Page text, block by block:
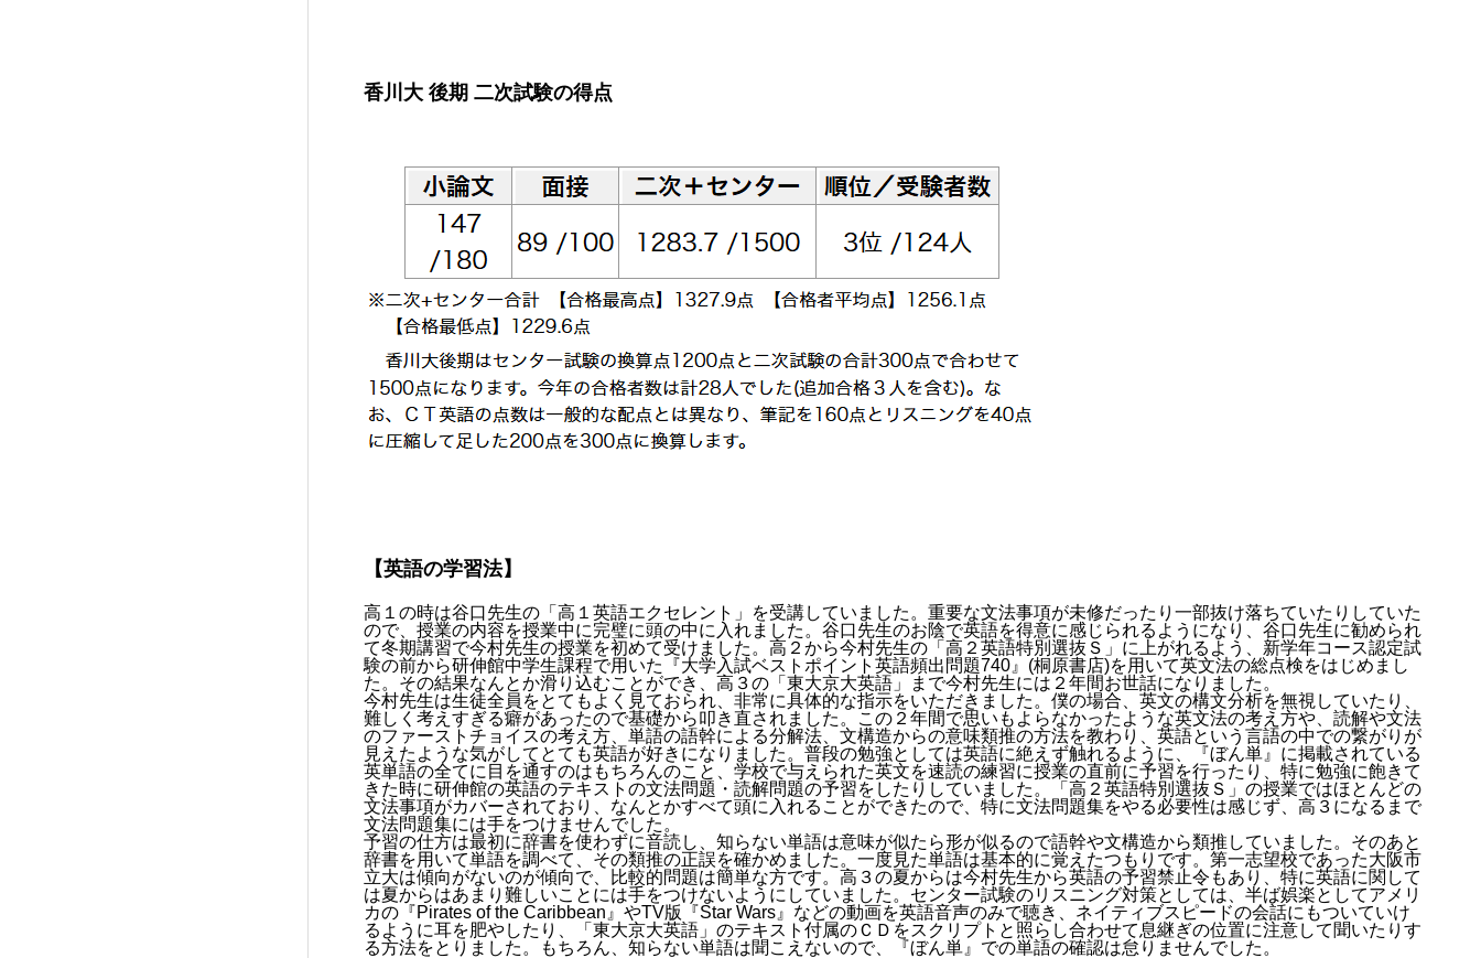
香川大 後期 二次試験の得点
【英語の学習法】
高１の時は谷口先生の「高１英語エクセレント」を受講していました。重要な文法事項が未修だったり一部抜け落ちていたりしていた
ので、授業の内容を授業中に完璧に頭の中に入れました。谷口先生のお陰で英語を得意に感じられるようになり、谷口先生に勧められ
て冬期講習で今村先生の授業を初めて受けました。高２から今村先生の「高２英語特別選抜Ｓ」に上がれるよう、新学年コース認定試
験の前から研伸館中学生課程で用いた『大学入試ベストポイント英語頻出問題740』(桐原書店)を用いて英文法の総点検をはじめまし
た。その結果なんとか滑り込むことができ、高３の「東大京大英語」まで今村先生には２年間お世話になりました。
今村先生は生徒全員をとてもよく見ておられ、非常に具体的な指示をいただきました。僕の場合、英文の構文分析を無視していたり、
難しく考えすぎる癖があったので基礎から叩き直されました。この２年間で思いもよらなかったような英文法の考え方や、読解や文法
のファーストチョイスの考え方、単語の語幹による分解法、文構造からの意味類推の方法を教わり、英語という言語の中での繋がりが
見えたような気がしてとても英語が好きになりました。普段の勉強としては英語に絶えず触れるように、『ぼん単』に掲載されている
英単語の全てに目を通すのはもちろんのこと、学校で与えられた英文を速読の練習に授業の直前に予習を行ったり、特に勉強に飽きて
きた時に研伸館の英語のテキストの文法問題・読解問題の予習をしたりしていました。「高２英語特別選抜Ｓ」の授業ではほとんどの
文法事項がカバーされており、なんとかすべて頭に入れることができたので、特に文法問題集をやる必要性は感じず、高３になるまで
文法問題集には手をつけませんでした。
予習の仕方は最初に辞書を使わずに音読し、知らない単語は意味が似たら形が似るので語幹や文構造から類推していました。そのあと
辞書を用いて単語を調べて、その類推の正誤を確かめました。一度見た単語は基本的に覚えたつもりです。第一志望校であった大阪市
立大は傾向がないのが傾向で、比較的問題は簡単な方です。高３の夏からは今村先生から英語の予習禁止令もあり、特に英語に関して
は夏からはあまり難しいことには手をつけないようにしていました。センター試験のリスニング対策としては、半ば娯楽としてアメリ
カの『Pirates of the Caribbean』やTV版『Star Wars』などの動画を英語音声のみで聴き、ネイティブスピードの会話にもついていけ
るように耳を肥やしたり、「東大京大英語」のテキスト付属のＣＤをスクリプトと照らし合わせて息継ぎの位置に注意して聞いたりす
る方法をとりました。もちろん、知らない単語は聞こえないので、『ぼん単』での単語の確認は怠りませんでした。